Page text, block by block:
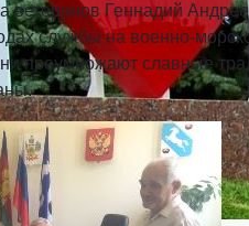
ветеранов Геннадий
службы на военно-
преумножают славные